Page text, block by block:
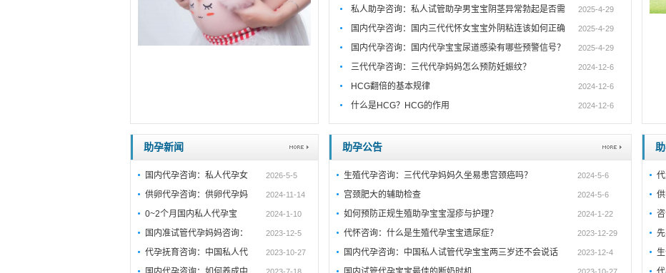
私人助孕咨询：私人试管助孕男宝宝阴茎异常勃起是否需 2025-4-29
国内代孕咨询：国内三代代怀女宝宝外阴粘连该如何正确 2025-4-29
国内代孕咨询：国内代孕宝宝尿道感染有哪些预警信号？ 2025-4-29
三代代孕咨询：三代代孕妈妈怎么预防妊娠纹？ 2024-12-6
HCG翻倍的基本规律 2024-12-6
什么是HCG？HCG的作用 2024-12-6
助孕新闻
国内代孕咨询：私人代孕女 2026-5-5
供卵代孕咨询：供卵代孕妈 2024-11-14
0~2个月国内私人代孕宝 2024-1-10
国内准试管代孕妈妈咨询： 2023-12-5
代孕抚育咨询：中国私人代 2023-10-27
助孕公告
生殖代孕咨询：三代代孕妈妈久坐易患宫颈癌吗？ 2024-5-6
宫颈肥大的辅助检查 2024-5-6
如何预防正规生殖助孕宝宝湿疹与护理？ 2024-1-22
代怀咨询：什么是生殖代孕宝宝遗尿症？ 2023-12-29
国内代孕咨询：中国私人试管代孕宝宝两三岁还不会说话 2023-12-4